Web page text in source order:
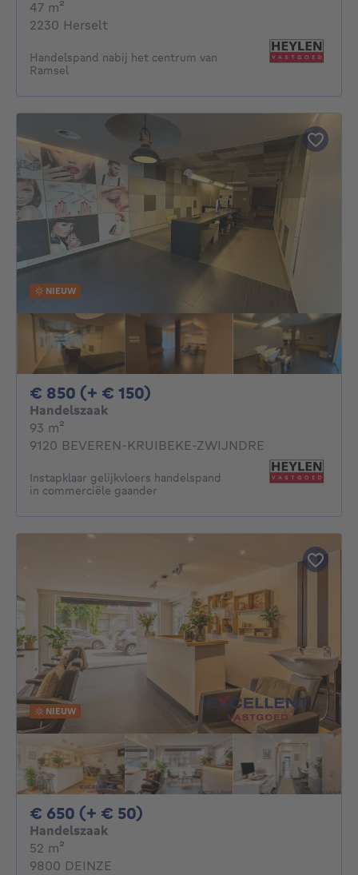
47 m²
2230 Herselt
Handelspand nabij het centrum van
Ramsel
NIEUW
€ 850 (+ € 150)
Handelszaak
93 m²
9120 BEVEREN-KRUIBEKE-ZWIJNDRECHT
Instapklaar gelijkvloers handelspand
in commerciële gaander
NIEUW
€ 650 (+ € 50)
Handelszaak
52 m²
9800 DEINZE